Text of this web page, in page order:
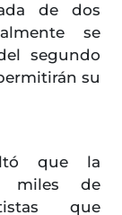
de dos
se
segundo
su
que la
miles de
que